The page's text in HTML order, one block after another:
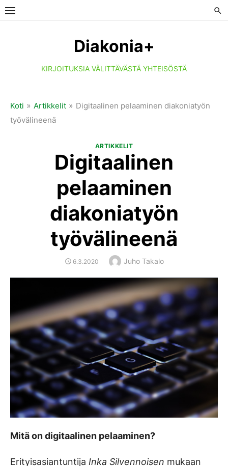
Skip
Diakonia+
KIRJOITUKSIA VÄLITTÄVÄSTÄ YHTEISÖSTÄ
Koti » Artikkelit » Digitaalinen pelaaminen diakoniatyön
työvälineenä
ARTIKKELIT
Digitaalinen
pelaaminen
diakoniatyön
työvälineenä
POSTED
6.3.2020 Author
Juho Takalo
Mitä on digitaalinen pelaaminen?
Erityisasiantuntija Inka Silvennoisen mukaan